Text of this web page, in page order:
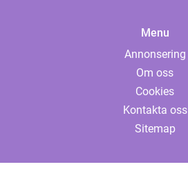
Menu
Annonsering
Om oss
Cookies
Kontakta oss
Sitemap